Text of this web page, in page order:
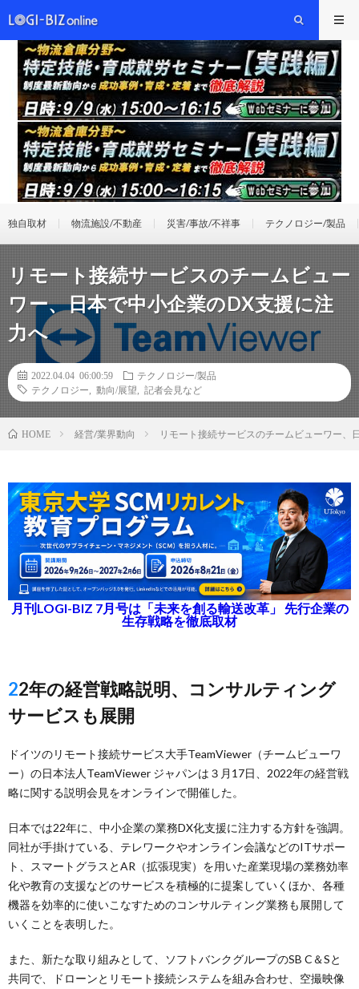
独自取材 物流施設/不動産 災害/事故/不祥事 テクノロジー/製品
リモート接続サービスのチームビュー
ワー、日本で中小企業のDX支援に注
力へ
2022.04.04 06:00:59
テクノロジー/製品
テクノロジー
動向/展望 記者会見など
HOME 経営/業界動向 リモート接続サービスのチームビューワー、
月刊LOGI-BIZ 7月号は「未来を創る輸送改革」 先行企業の
生存戦略を徹底取材
22年の経営戦略説明、コンサルティング
サービスも展開
ドイツのリモート接続サービス大手TeamViewer（チームビューワ
ー）の日本法人TeamViewer ジャパンは３月17日、2022年の経営戦
略に関する説明会見をオンラインで開催した。
日本では22年に、中小企業の業務DX化支援に注力する方針を強調。
同社が手掛けている、テレワークやオンライン会議などのITサポー
ト、スマートグラスとAR（拡張現実）を用いた産業現場の業務効率
化や教育の支援などのサービスを積極的に提案していくほか、各種
機器を効率的に使いこなすためのコンサルティング業務も展開して
いくことを表明した。
また、新たな取り組みとして、ソフトバンクグループのSB C＆Sと
共同で、ドローンとリモート接続システムを組み合わせ、空撮映像